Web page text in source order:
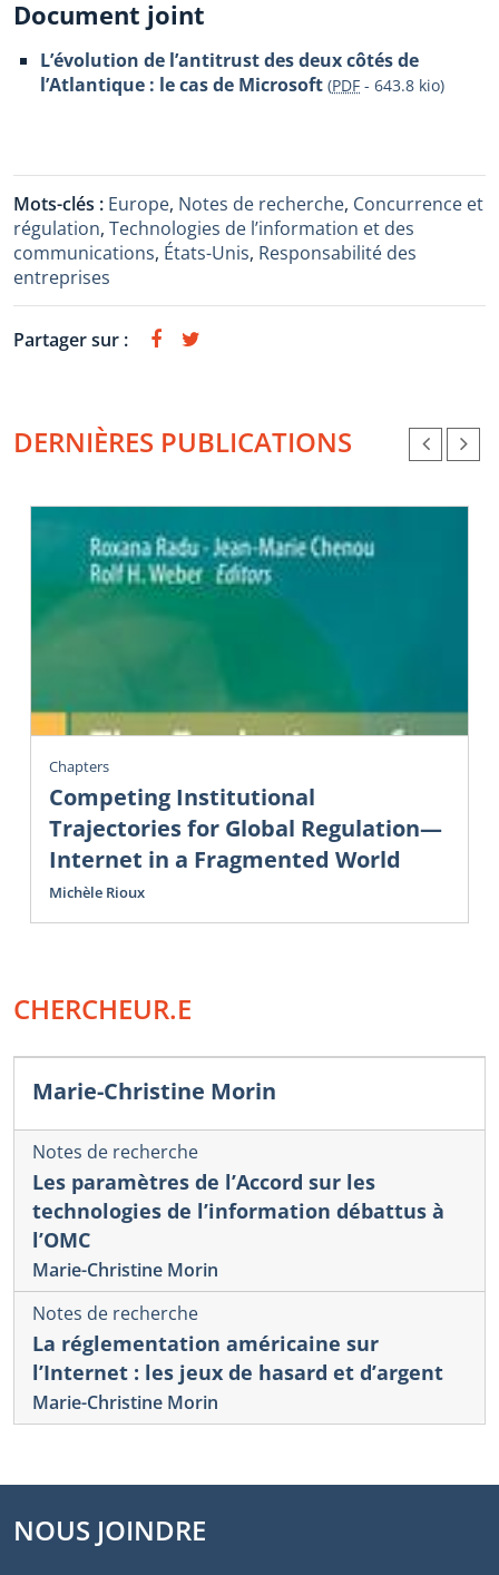
Document joint
L’évolution de l’antitrust des deux côtés de
l’Atlantique : le cas de Microsoft (PDF - 643.8 kio)
Mots-clés : Europe, Notes de recherche, Concurrence et
régulation, Technologies de l’information et des
communications, États-Unis, Responsabilité des
entreprises
Partager sur :
DERNIÈRES PUBLICATIONS
Chapters
Competing Institutional
Trajectories for Global Regulation—
Internet in a Fragmented World
Michèle Rioux
CHERCHEUR.E
Marie-Christine Morin
Notes de recherche
Les paramètres de l’Accord sur les
technologies de l’information débattus à
l’OMC
Marie-Christine Morin
Notes de recherche
La réglementation américaine sur
l’Internet : les jeux de hasard et d’argent
Marie-Christine Morin
NOUS JOINDRE